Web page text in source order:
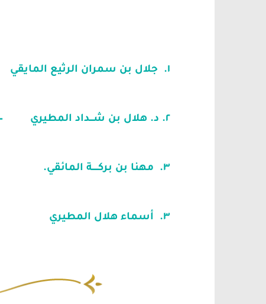
د. هلال بن شـــداد المطيري –